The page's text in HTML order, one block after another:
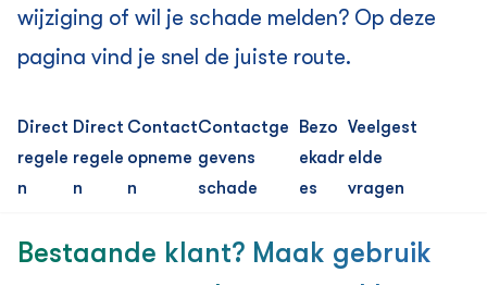
wijziging of wil je schade melden? Op deze
pagina vind je snel de juiste route.
Direct
regele
n
Direct
regele
n
Contact
opneme
n
Contactge
gevens
schade
Bezo
ekadr
es
Veelgest
elde
vragen
Bestaande klant? Maak gebruik